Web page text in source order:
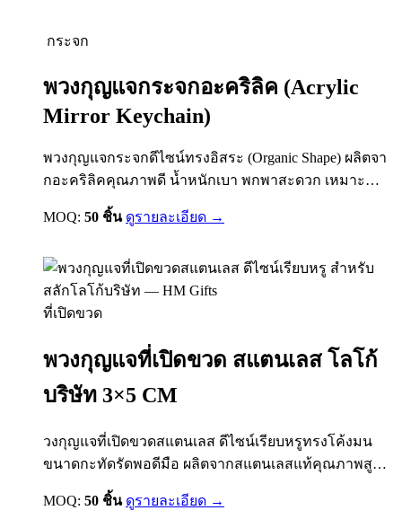
สินค้า • ผลิตจากหนัง PU คุณภาพดี• กระจกซ่อนอยู่
กระจก
พวงกุญแจกระจกอะคริลิค (Acrylic
Mirror Keychain)
พวงกุญแจกระจกดีไซน์ทรงอิสระ (Organic Shape) ผลิตจา
กอะคริลิคคุณภาพดี น้ำหนักเบา พกพาสะดวก เหมาะ
สำหรับใช้เป็นของพรีเมี่ยม ของแจกงานอีเวนต์ ของ
ชำร่วย หรือสินค้าสั่งผลิตตามแบบองค์กร สามารถสกรีน
กับแบรนด์ได้ คุณสมบัติสินค้า เหมาะสำหรับ
MOQ: 50 ชิ้น ดูรายละเอียด →
ที่เปิดขวด
พวงกุญแจที่เปิดขวด สแตนเลส โลโก้
บริษัท 3×5 CM
วงกุญแจที่เปิดขวดสแตนเลส ดีไซน์เรียบหรูทรงโค้งมน
ขนาดกะทัดรัดพอดีมือ ผลิตจากสแตนเลสแท้คุณภาพสูง
พื้นผิวเคลือบแบบ Brushed Finish ป้องกันรอยขีดข่วนและ
รอยนิ้วมือ มาพร้อมห่วงพวงกุญแจขนาดมาตรฐาน
MOQ: 50 ชิ้น ดูรายละเอียด →